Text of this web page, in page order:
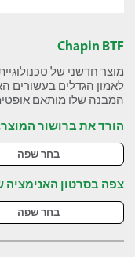
Chapin BTF
לאמון הגדלים בעשורים
המבנה שלו מותאם
הורד את ברושור
בחר שפה
צפה בסרטון האנימציה
בחר שפה